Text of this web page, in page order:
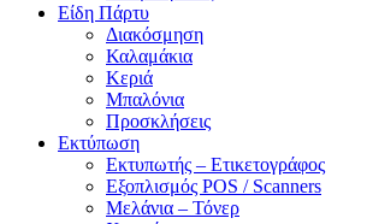
Είδη Πάρτυ
Διακόσμηση
Καλαμάκια
Κεριά
Μπαλόνια
Προσκλήσεις
Εκτύπωση
Εκτυπωτής – Ετικετογράφος
Εξοπλισμός POS / Scanners
Μελάνια – Τόνερ